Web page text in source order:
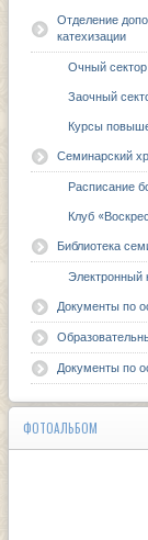
Отделение
катехизации
Очный сектор
Заочный
Курсы
Семинарский
Расписание
Клуб
Библиотека
Электронный
Документы по
Документы по
ФОТОАЛЬБОМ